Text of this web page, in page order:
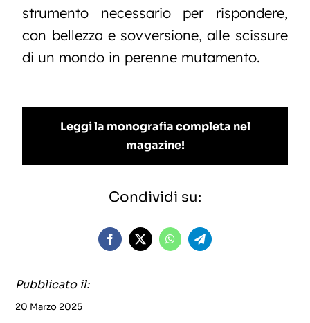
strumento necessario per rispondere,
con bellezza e sovversione, alle scissure
di un mondo in perenne mutamento.
Leggi la monografia completa nel
magazine!
Condividi su:
Pubblicato il:
20 Marzo 2025